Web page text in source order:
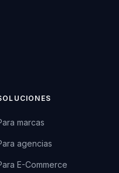
marcas
agencias
E-Commerce